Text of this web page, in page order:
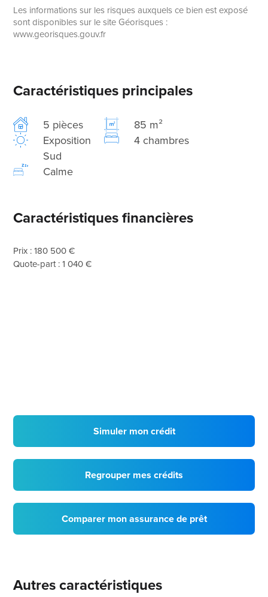
Les informations sur les risques auxquels ce bien est exposé
sont disponibles sur le site Géorisques :
www.georisques.gouv.fr
Caractéristiques principales
5 pièces
85 m²
Exposition
Sud
4 chambres
Calme
Caractéristiques financières
Prix : 180 500 €
Quote-part : 1 040 €
Simuler mon crédit
Regrouper mes crédits
Comparer mon assurance de prêt
Autres caractéristiques